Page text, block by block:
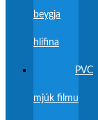
beygja
hlífina
PVC
mjúk filmu